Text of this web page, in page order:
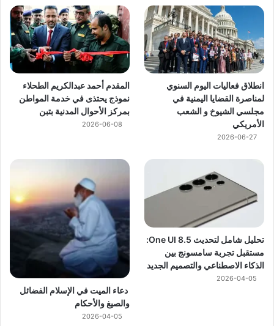
انطلاق فعاليات اليوم السنوي
لمناصرة القضايا اليمنية في
مجلسي الشيوخ و الشعب
الأمريكي
2026-06-27
المقدم أحمد عبدالكريم الطحلاء
نموذج يحتذى في خدمة المواطن
بمركز الأحوال المدنية بتبن
2026-06-08
تحليل شامل لتحديث One UI 8.5:
مستقبل تجربة سامسونج بين
الذكاء الاصطناعي والتصميم الجديد
2026-04-05
دعاء الميت في الإسلام الفضائل
والصيغ والأحكام
2026-04-05